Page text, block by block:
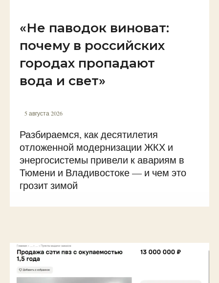
«Не паводок виноват:
почему в российских
городах пропадают
вода и свет»
5 августа 2026
Разбираемся, как десятилетия
отложенной модернизации ЖКХ и
энергосистемы привели к авариям в
Тюмени и Владивостоке — и чем это
грозит зимой